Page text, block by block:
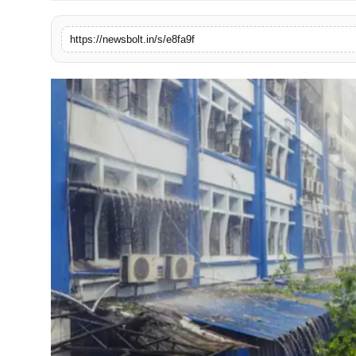
संपर्क करें
https://newsbolt.in/s/e8fa9f